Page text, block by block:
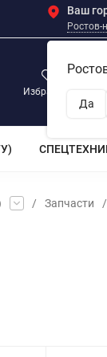
Ваш
Ростов-
Да
Избранное
/ Запчасти /